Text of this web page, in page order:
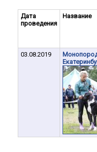
Дата
проведения
Название
03.08.2019